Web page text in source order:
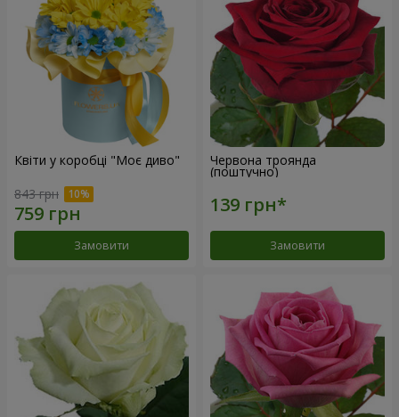
Квіти у коробці "Моє диво"
843 грн
Замовити
Червона троянда
(поштучно)
Замовити